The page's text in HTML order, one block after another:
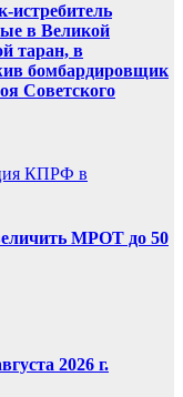
истребитель
в Великой
таран, в
бомбардировщик
Советского
КПРФ в
МРОТ до 50
2026 г.